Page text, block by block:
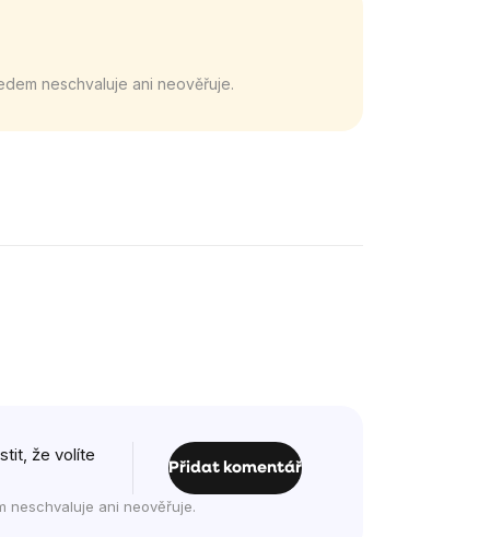
neschvaluje ani neověřuje.
že volíte
Přidat komentář
neschvaluje ani neověřuje.